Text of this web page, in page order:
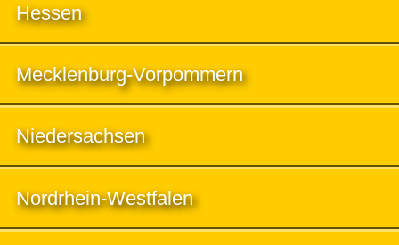
Hessen
Mecklenburg-Vorpommern
Niedersachsen
Nordrhein-Westfalen